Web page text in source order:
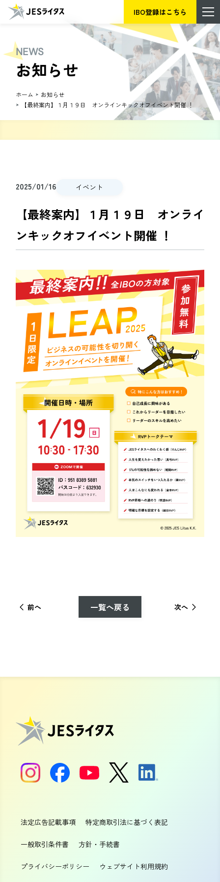
IBO登録はこちら
NEWS
お知らせ
ホーム
お知らせ
【最終案内】１月１９日 オンラインキックオフイベント開催 ！
2025/01/16 イベント
【最終案内】１月１９日 オンライ
ンキックオフイベント開催 ！
前へ 一覧へ戻る 次へ
法定広告記載事項 特定商取引法に基づく表記
一般取引条件書 方針・手続書
プライバシーポリシー ウェブサイト利用規約